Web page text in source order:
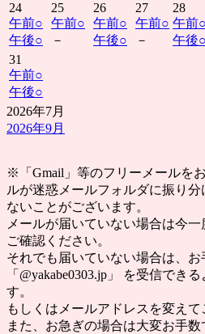
24
午前○
午後○
25
午前○
－
26
午前○
午後○
27
午前○
－
28
午前○
午後○
31
午前○
午後○
2026年7月
2026年9月
※「Gmail」等のフリーメールを
ルが迷惑メールフォルダに振り
ないことがございます。
メールが届いていない場合は今
ご確認ください。
それでも届いていない場合は、お
「@yakabe0303.jp」 を受信でき
す。
もしくはメールアドレスを変えて
また、お急ぎの場合は大変お手